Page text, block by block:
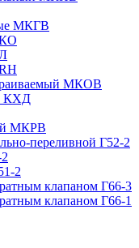
МКГВ
МКОВ
КХД
МКРВ
переливной Г52-2
2
клапаном Г66-3
клапаном Г66-1